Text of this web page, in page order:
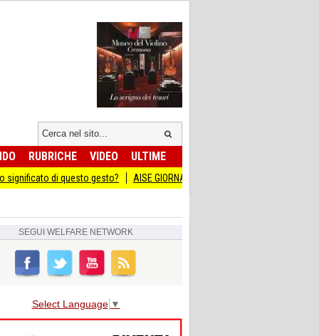
RUBRICHE VIDEO ULTIME
gesto? AISE GIORNATA DEL SACRIFICIO DEL LAVORO ITALIANO
SEGUI WELFARE NETWORK
Select Language ▼